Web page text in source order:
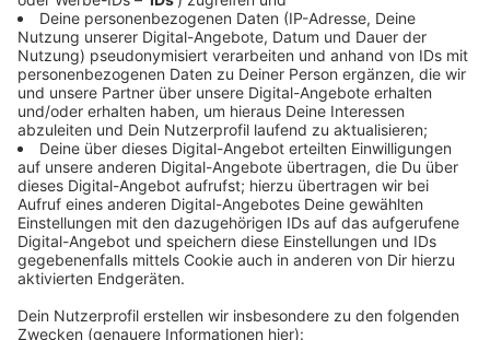
Zoo ruhig und ohne Zwischenfälle verlassen.
Wie es bei dem WSV personell weitergeht, ist
unklar. Es gibt noch keine Info vom Verein, ob und
inwiefern das Trainerteam um Wunderlich
weitermacht. Auch zum Kader wurden keine
Details genannt. Traditionell werden scheidende
Spieler vor dem letzten Heimspiel verabschiedet,
das war diesmal nicht der Fall.